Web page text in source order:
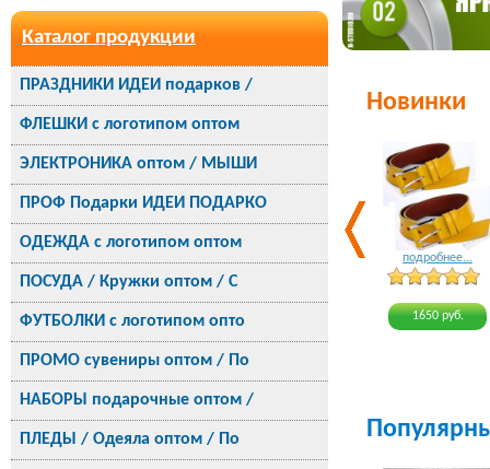
Каталог продукции
ПРАЗДНИКИ ИДЕИ подарков /
ФЛЕШКИ с логотипом оптом
ЭЛЕКТРОНИКА оптом / МЫШИ
ПРОФ Подарки ИДЕИ ПОДАРКО
ОДЕЖДА с логотипом оптом
ПОСУДА / Кружки оптом / С
ФУТБОЛКИ с логотипом опто
ПРОМО сувениры оптом / По
НАБОРЫ подарочные оптом /
ПЛЕДЫ / Одеяла оптом / По
Новинки
подробнее...
1650 руб.